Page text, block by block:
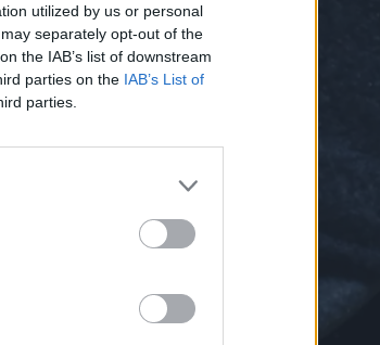
utilized by us or personal
separately opt-out of the
the IAB’s list of downstream
parties on the IAB’s List of
parties.